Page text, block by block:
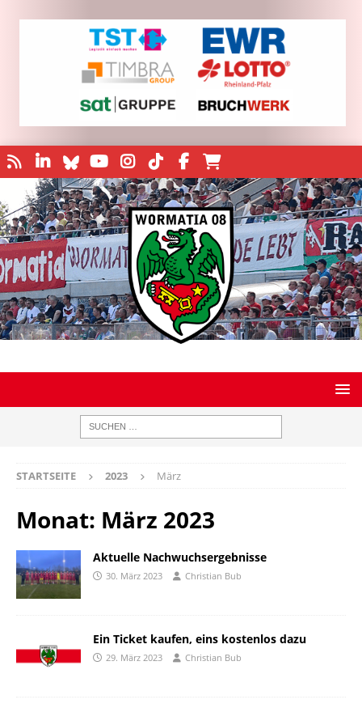
STARTSEITE 2023 März
Monat: März 2023
Aktuelle Nachwuchsergebnisse
30. März 2023 Christian Bub
Ein Ticket kaufen, eins kostenlos dazu
29. März 2023 Christian Bub